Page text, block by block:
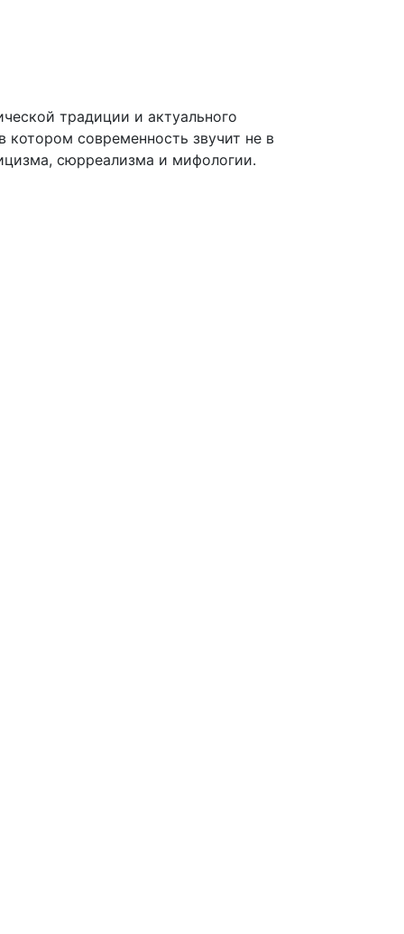
традиции и актуального
котором современность звучит не в
сюрреализма и мифологии.